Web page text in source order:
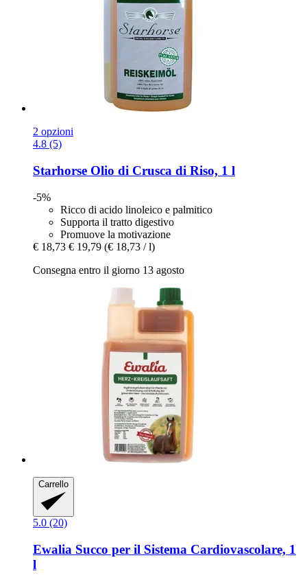
2 opzioni
4.8 (5)
Starhorse Olio di Crusca di Riso, 1 l
-5%
Ricco di acido linoleico e palmitico
Supporta il tratto digestivo
Promuove la motivazione
€ 18,73 € 19,79 (€ 18,73 / l)
Consegna entro il giorno 13 agosto
Carrello
5.0 (20)
Ewalia Succo per il Sistema Cardiovascolare, 1
l